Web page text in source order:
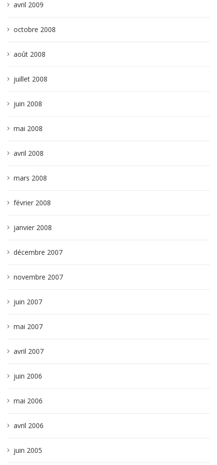
avril 2009
octobre 2008
août 2008
juillet 2008
juin 2008
mai 2008
avril 2008
mars 2008
février 2008
janvier 2008
décembre 2007
novembre 2007
juin 2007
mai 2007
avril 2007
juin 2006
mai 2006
avril 2006
juin 2005